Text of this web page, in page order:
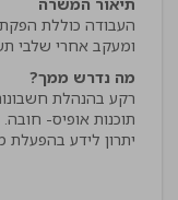
העבודה כוללת
ומעקב אחרי שלבי
מה נדרש ממך?
יתרון לידע בהפעלת